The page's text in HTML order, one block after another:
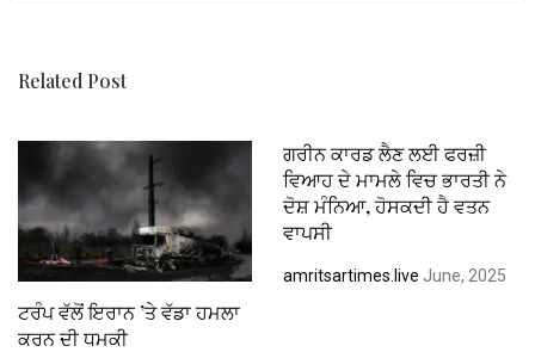
Related Post
ਟਰੰਪ ਵੱਲੋਂ ਇਰਾਨ ’ਤੇ ਵੱਡਾ ਹਮਲਾ
ਕਰਨ ਦੀ ਧਮਕੀ
ਗਰੀਨ ਕਾਰਡ ਲੈਣ ਲਈ ਫਰਜ਼ੀ
ਵਿਆਹ ਦੇ ਮਾਮਲੇ ਵਿਚ ਭਾਰਤੀ ਨੇ
ਦੋਸ਼ ਮੰਨਿਆ, ਹੋਸਕਦੀ ਹੈ ਵਤਨ
ਵਾਪਸੀ
amritsartimes.live June, 2025